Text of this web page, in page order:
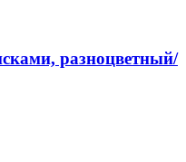
разноцветный/